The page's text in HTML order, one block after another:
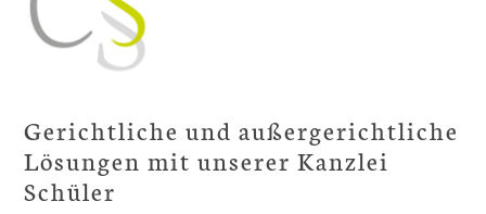
Gerichtliche und außergerichtliche
Lösungen mit unserer Kanzlei
Schüler